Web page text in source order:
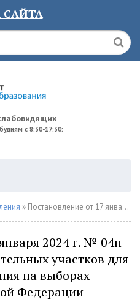
САЙТА
с 8:30-17:30:
» Постановление от 17 января 2024 г. № 04п О публикации избирательных участков для проведения голосования на выборах Президента Российской Федерации
2024 г. № 04п
участков для
на выборах
Федерации